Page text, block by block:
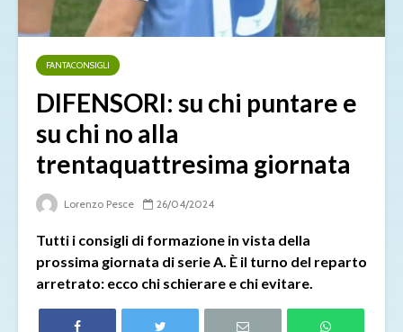
FANTACONSIGLI
DIFENSORI: su chi puntare e
su chi no alla
trentaquattresima giornata
Lorenzo Pesce 26/04/2024
Tutti i consigli di formazione in vista della
prossima giornata di serie A. È il turno del reparto
arretrato: ecco chi schierare e chi evitare.